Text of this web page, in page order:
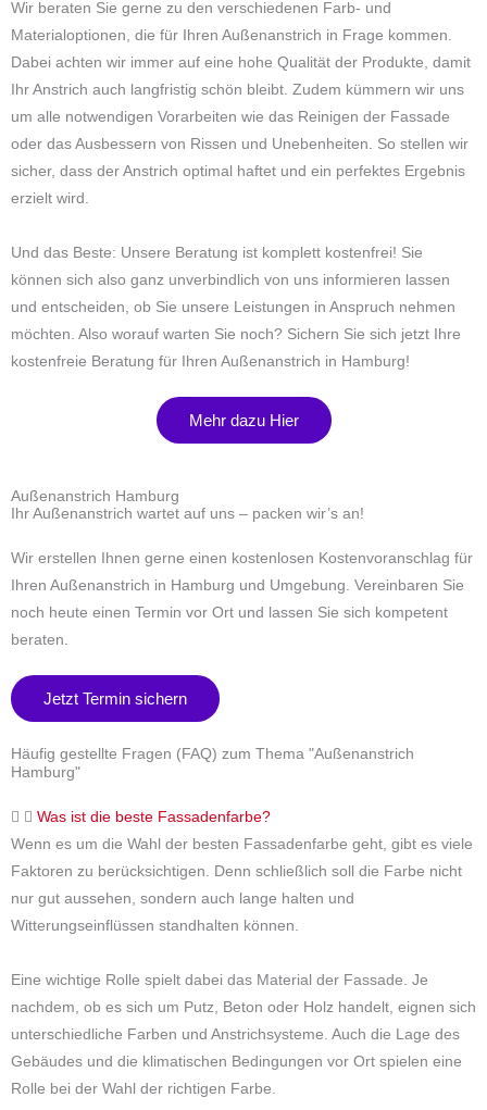
Wir beraten Sie gerne zu den verschiedenen Farb- und
Materialoptionen, die für Ihren Außenanstrich in Frage kommen.
Dabei achten wir immer auf eine hohe Qualität der Produkte, damit
Ihr Anstrich auch langfristig schön bleibt. Zudem kümmern wir uns
um alle notwendigen Vorarbeiten wie das Reinigen der Fassade
oder das Ausbessern von Rissen und Unebenheiten. So stellen wir
sicher, dass der Anstrich optimal haftet und ein perfektes Ergebnis
erzielt wird.
Und das Beste: Unsere Beratung ist komplett kostenfrei! Sie
können sich also ganz unverbindlich von uns informieren lassen
und entscheiden, ob Sie unsere Leistungen in Anspruch nehmen
möchten. Also worauf warten Sie noch? Sichern Sie sich jetzt Ihre
kostenfreie Beratung für Ihren Außenanstrich in Hamburg!
Mehr dazu Hier
Außenanstrich Hamburg
Ihr Außenanstrich wartet auf uns – packen wir’s an!
Wir erstellen Ihnen gerne einen kostenlosen Kostenvoranschlag für
Ihren Außenanstrich in Hamburg und Umgebung. Vereinbaren Sie
noch heute einen Termin vor Ort und lassen Sie sich kompetent
beraten.
Jetzt Termin sichern
Häufig gestellte Fragen (FAQ) zum Thema "Außenanstrich
Hamburg"
Was ist die beste Fassadenfarbe?
Wenn es um die Wahl der besten Fassadenfarbe geht, gibt es viele
Faktoren zu berücksichtigen. Denn schließlich soll die Farbe nicht
nur gut aussehen, sondern auch lange halten und
Witterungseinflüssen standhalten können.
Eine wichtige Rolle spielt dabei das Material der Fassade. Je
nachdem, ob es sich um Putz, Beton oder Holz handelt, eignen sich
unterschiedliche Farben und Anstrichsysteme. Auch die Lage des
Gebäudes und die klimatischen Bedingungen vor Ort spielen eine
Rolle bei der Wahl der richtigen Farbe.